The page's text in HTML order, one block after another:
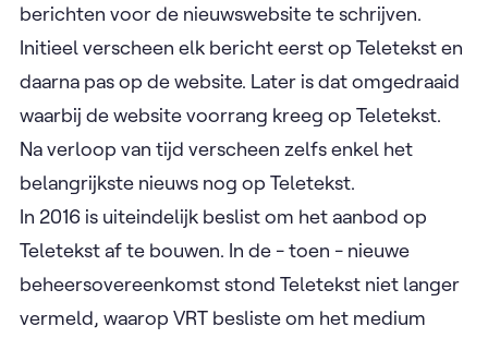
berichten voor de nieuwswebsite te schrijven.
Initieel verscheen elk bericht eerst op Teletekst en
daarna pas op de website. Later is dat omgedraaid
waarbij de website voorrang kreeg op Teletekst.
Na verloop van tijd verscheen zelfs enkel het
belangrijkste nieuws nog op Teletekst.
In 2016 is uiteindelijk beslist om het aanbod op
Teletekst af te bouwen. In de - toen - nieuwe
beheersovereenkomst stond Teletekst niet langer
vermeld, waarop VRT besliste om het medium